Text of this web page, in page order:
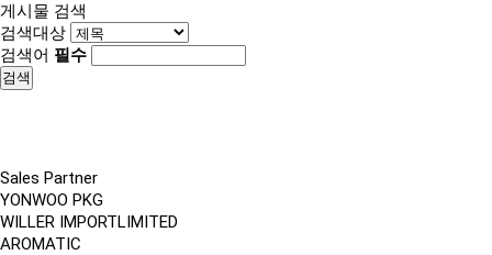
게시물 검색
검색대상
검색어 필수
Sales Partner
YONWOO PKG
WILLER IMPORTLIMITED
AROMATIC